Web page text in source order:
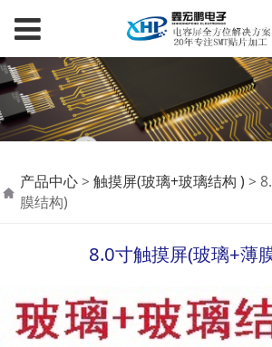
8.0寸触摸屏(玻
产品中心> 触摸屏(玻璃+玻璃结构 ) >
膜结构)
8.0寸触摸屏(玻璃+薄